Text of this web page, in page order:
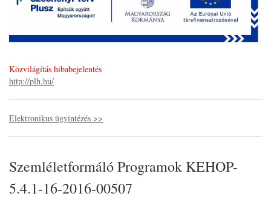
Közvilágítás hibabejelentés
http://plh.hu/
Elektronikus ügyintézés >>
Szemléletformáló Programok KEHOP-
5.4.1-16-2016-00507